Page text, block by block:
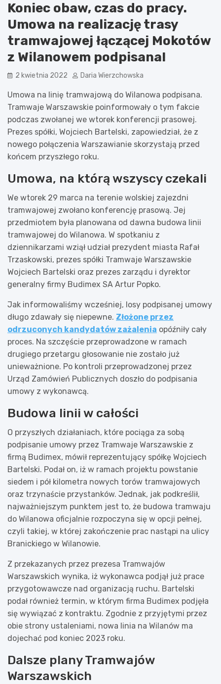
Koniec obaw, czas do pracy.
Umowa na realizację trasy
tramwajowej łączącej Mokotów
z Wilanowem podpisana!
2 kwietnia 2022 Daria Wierzchowska
Umowa na linię tramwajową do Wilanowa podpisana.
Tramwaje Warszawskie poinformowały o tym fakcie
podczas zwołanej we wtorek konferencji prasowej.
Prezes spółki, Wojciech Bartelski, zapowiedział, że z
nowego połączenia Warszawianie skorzystają przed
końcem przyszłego roku.
Umowa, na którą wszyscy czekali
We wtorek 29 marca na terenie wolskiej zajezdni
tramwajowej zwołano konferencję prasową. Jej
przedmiotem była planowana od dawna budowa linii
tramwajowej do Wilanowa. W spotkaniu z
dziennikarzami wziął udział prezydent miasta Rafał
Trzaskowski, prezes spółki Tramwaje Warszawskie
Wojciech Bartelski oraz prezes zarządu i dyrektor
generalny firmy Budimex SA Artur Popko.
Jak informowaliśmy wcześniej, losy podpisanej umowy
długo zdawały się niepewne. Złożone przez
odrzuconych kandydatów zażalenia opóźniły cały
proces. Na szczęście przeprowadzone w ramach
drugiego przetargu głosowanie nie zostało już
unieważnione. Po kontroli przeprowadzonej przez
Urząd Zamówień Publicznych doszło do podpisania
umowy z wykonawcą.
Budowa linii w całości
O przyszłych działaniach, które pociąga za sobą
podpisanie umowy przez Tramwaje Warszawskie z
firmą Budimex, mówił reprezentujący spółkę Wojciech
Bartelski. Podał on, iż w ramach projektu powstanie
siedem i pół kilometra nowych torów tramwajowych
oraz trzynaście przystanków. Jednak, jak podkreślił,
najważniejszym punktem jest to, że budowa tramwaju
do Wilanowa oficjalnie rozpoczyna się w opcji pełnej,
czyli takiej, w której zakończenie prac nastąpi na ulicy
Branickiego w Wilanowie.
Z przekazanych przez prezesa Tramwajów
Warszawskich wynika, iż wykonawca podjął już prace
przygotowawcze nad organizacją ruchu. Bartelski
podał również termin, w którym firma Budimex podjęła
się wywiązać z kontraktu. Zgodnie z przyjętymi przez
obie strony ustaleniami, nowa linia na Wilanów ma
dojechać pod koniec 2023 roku.
Dalsze plany Tramwajów
Warszawskich